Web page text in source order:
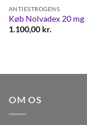
ANTIESTROGENS
Køb Nolvadex 20 mg
1.100,00 kr.
OM OS